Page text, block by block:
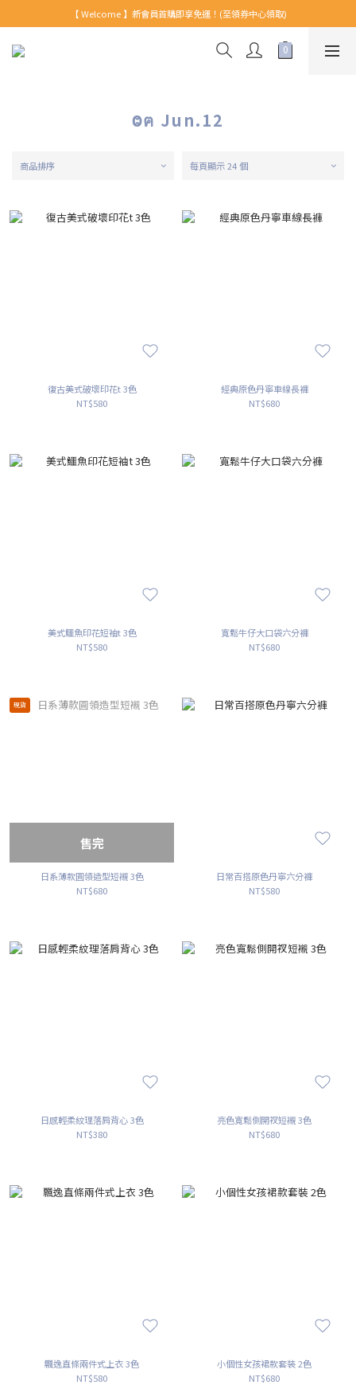
【 Welcome 】新會員首購即享免運！(至領券中心領取)
【 Welcome 】新會員首購即享免運！(至領券中心領取)
全館消費滿999免運！
Ⱉฅ Jun.12
商品排序 每頁顯示 24 個
復古美式破壞印花t 3色
NT$580
經典原色丹寧車線長褲
NT$680
美式鱷魚印花短袖t 3色
NT$580
寬鬆牛仔大口袋六分褲
NT$680
現貨
售完
日系薄款圓領造型短襯 3色
NT$680
日常百搭原色丹寧六分褲
NT$580
日感輕柔紋理落肩背心 3色
NT$380
亮色寬鬆側開衩短襯 3色
NT$680
飄逸直條兩件式上衣 3色
NT$580
小個性女孩裙款套裝 2色
NT$680